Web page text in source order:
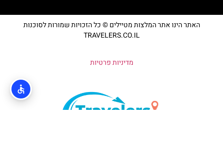
האתר הינו אתר המלצות מטיילים © כל הזכויות שמורות לסוכנות
TRAVELERS.CO.IL
מדיניות פרטיות